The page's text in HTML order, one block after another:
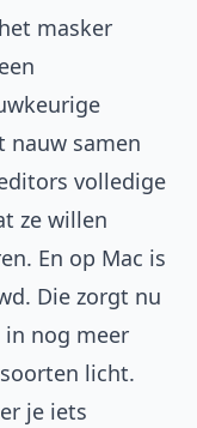
masker
nauw samen
volledige
ze willen
En op Mac is
Die zorgt nu
nog meer
licht.
je iets